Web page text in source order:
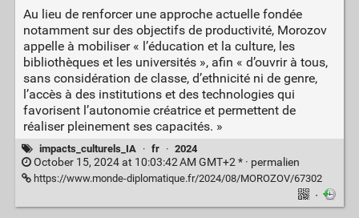
Au lieu de renforcer une approche actuelle fondée
notamment sur des objectifs de productivité, Morozov
appelle à mobiliser « l’éducation et la culture, les
bibliothèques et les universités », afin « d’ouvrir à tous,
sans considération de classe, d’ethnicité ni de genre,
l’accès à des institutions et des technologies qui
favorisent l’autonomie créatrice et permettent de
réaliser pleinement ses capacités. »
impacts_culturels_IA · fr · 2024
October 15, 2024 at 10:03:42 AM GMT+2 * · permalien
https://www.monde-diplomatique.fr/2024/08/MOROZOV/67302
·